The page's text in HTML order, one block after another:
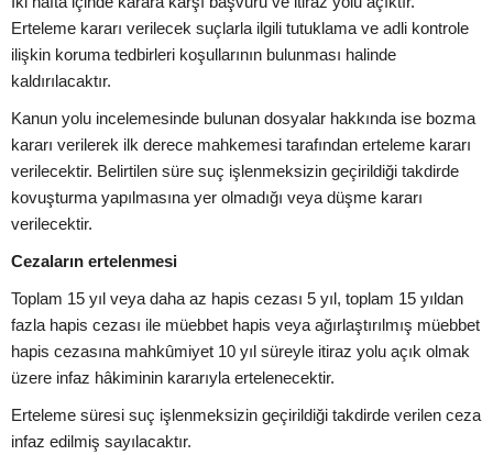
Erteleme kararı verilecek suçlarla ilgili tutuklama ve adli kontrole
ilişkin koruma tedbirleri koşullarının bulunması halinde
kaldırılacaktır.
Kanun yolu incelemesinde bulunan dosyalar hakkında ise bozma
kararı verilerek ilk derece mahkemesi tarafından erteleme kararı
verilecektir. Belirtilen süre suç işlenmeksizin geçirildiği takdirde
kovuşturma yapılmasına yer olmadığı veya düşme kararı
verilecektir.
Cezaların ertelenmesi
Toplam 15 yıl veya daha az hapis cezası 5 yıl, toplam 15 yıldan
fazla hapis cezası ile müebbet hapis veya ağırlaştırılmış müebbet
hapis cezasına mahkûmiyet 10 yıl süreyle itiraz yolu açık olmak
üzere infaz hâkiminin kararıyla ertelenecektir.
Erteleme süresi suç işlenmeksizin geçirildiği takdirde verilen ceza
infaz edilmiş sayılacaktır.